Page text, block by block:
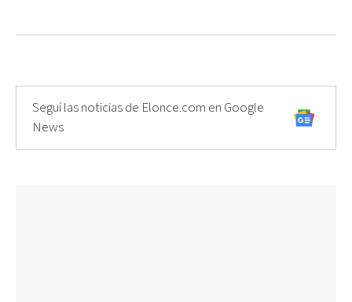
Seguí las noticias de Elonce.com en Google
News